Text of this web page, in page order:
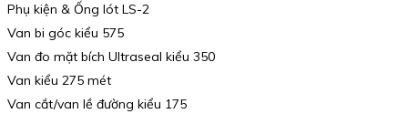
Phụ kiện & Ống lót LS-2
Van bi góc kiểu 575
Van đo mặt bích Ultraseal kiểu 350
Van kiểu 275 mét
Van cắt/van lề đường kiểu 175